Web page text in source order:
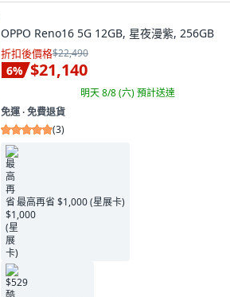
OPPO Reno16 5G 12GB, 星夜漫紫, 256GB
折扣後價格$22,490
6% $21,140
明天 8/8 (六)預計送達
免運 ∙ 免費退貨
(3)
最高再省 $1,000 (星展卡)